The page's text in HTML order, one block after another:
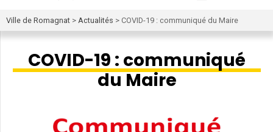
Ville de Romagnat > Actualités > COVID-19 : communiqué du Maire
COVID-19 : communiqué
du Maire